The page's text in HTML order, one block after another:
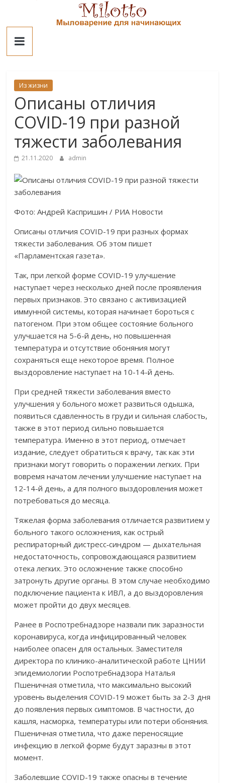
contentМилотто
Из жизни
Описаны отличия
COVID-19 при разной
тяжести заболевания
21.11.2020 admin
Фото: Андрей Каспришин / РИА Новости
Описаны отличия COVID-19 при разных формах
тяжести заболевания. Об этом пишет
«Парламентская газета».
Так, при легкой форме COVID-19 улучшение
наступает через несколько дней после проявления
первых признаков. Это связано с активизацией
иммунной системы, которая начинает бороться с
патогеном. При этом общее состояние больного
улучшается на 5-6-й день, но повышенная
температура и отсутствие обоняния могут
сохраняться еще некоторое время. Полное
выздоровление наступает на 10-14-й день.
При средней тяжести заболевания вместо
улучшения у больного может развиться одышка,
появиться сдавленность в груди и сильная слабость,
также в этот период сильно повышается
температура. Именно в этот период, отмечает
издание, следует обратиться к врачу, так как эти
признаки могут говорить о поражении легких. При
вовремя начатом лечении улучшение наступает на
12-14-й день, а для полного выздоровления может
потребоваться до месяца.
Тяжелая форма заболевания отличается развитием у
больного такого осложнения, как острый
респираторный дистресс‑синдром — дыхательная
недостаточность, сопровождающаяся развитием
отека легких. Это осложнение также способно
затронуть другие органы. В этом случае необходимо
подключение пациента к ИВЛ, а до выздоровления
может пройти до двух месяцев.
Ранее в Роспотребнадзоре назвали пик заразности
коронавируса, когда инфицированный человек
наиболее опасен для остальных. Заместителя
директора по клинико-аналитической работе ЦНИИ
эпидемиологии Роспотребнадзора Наталья
Пшеничная отметила, что максимально высокий
уровень выделения COVID-19 может быть за 2-3 дня
до появления первых симптомов. В частности, до
кашля, насморка, температуры или потери обоняния.
Пшеничная отметила, что даже переносящие
инфекцию в легкой форме будут заразны в этот
момент.
Заболевшие COVID-19 также опасны в течение